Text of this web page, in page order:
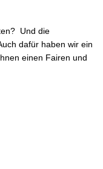
Und die
dafür haben wir ein
einen Fairen und